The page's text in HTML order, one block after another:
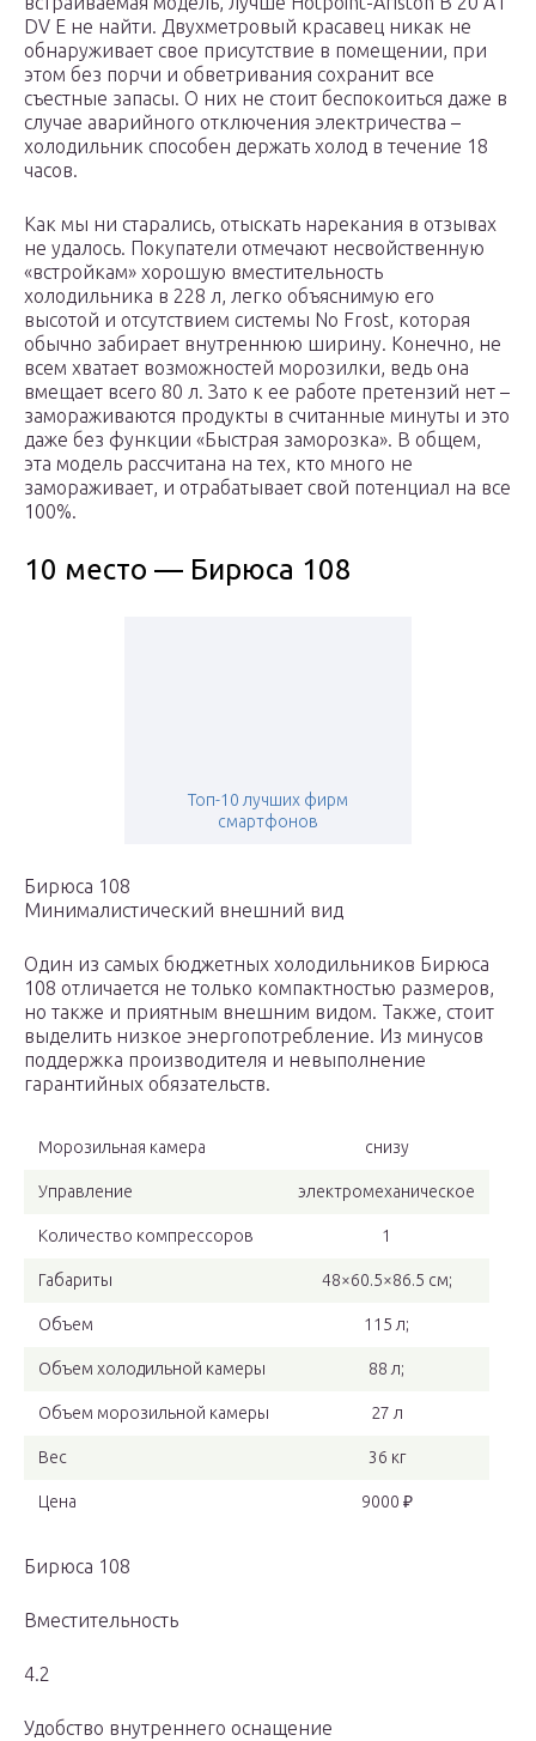
DV E не найти. Двухметровый красавец никак не
обнаруживает свое присутствие в помещении, при
этом без порчи и обветривания сохранит все
съестные запасы. О них не стоит беспокоиться даже в
случае аварийного отключения электричества –
холодильник способен держать холод в течение 18
часов.
Как мы ни старались, отыскать нарекания в отзывах
не удалось. Покупатели отмечают несвойственную
«встройкам» хорошую вместительность
холодильника в 228 л, легко объяснимую его
высотой и отсутствием системы No Frost, которая
обычно забирает внутреннюю ширину. Конечно, не
всем хватает возможностей морозилки, ведь она
вмещает всего 80 л. Зато к ее работе претензий нет –
замораживаются продукты в считанные минуты и это
даже без функции «Быстрая заморозка». В общем,
эта модель рассчитана на тех, кто много не
замораживает, и отрабатывает свой потенциал на все
100%.
10 место — Бирюса 108
Топ-10 лучших фирм
смартфонов
Бирюса 108
Минималистический внешний вид
Один из самых бюджетных холодильников Бирюса
108 отличается не только компактностью размеров,
но также и приятным внешним видом. Также, стоит
выделить низкое энергопотребление. Из минусов
поддержка производителя и невыполнение
гарантийных обязательств.
Морозильная камера снизу
Управление электромеханическое
Количество компрессоров 1
Габариты 48×60.5×86.5 см;
Объем 115 л;
Объем холодильной камеры 88 л;
Объем морозильной камеры 27 л
Вес 36 кг
Цена 9000 ₽
Бирюса 108
Вместительность
4.2
Удобство внутреннего оснащение